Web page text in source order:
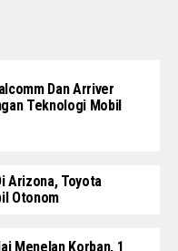
Dan Arriver
Teknologi Mobil
Arizona, Toyota
Otonom
Menelan Korban, 1